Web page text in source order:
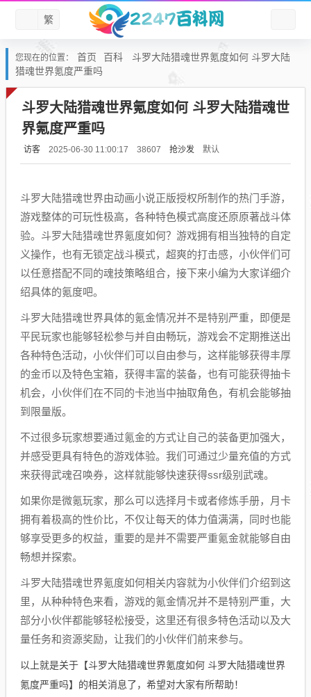
繁
您现在的位置： 首页 百科
斗罗大陆猎魂世界氪度如何 斗罗大陆
猎魂世界氪度严重吗
斗罗大陆猎魂世界氪度如何 斗罗大陆猎魂世
界氪度严重吗
访客 2025-06-30 11:00:17 38607 抢沙发 默认
斗罗大陆猎魂世界由动画小说正版授权所制作的热门手游，
游戏整体的可玩性极高，各种特色模式高度还原原著战斗体
验。斗罗大陆猎魂世界氪度如何？游戏拥有相当独特的自定
义操作，也有无锁定战斗模式，超爽的打击感，小伙伴们可
以任意搭配不同的魂技策略组合，接下来小编为大家详细介
绍具体的氪度吧。
斗罗大陆猎魂世界具体的氪金情况并不是特别严重，即便是
平民玩家也能够轻松参与并自由畅玩，游戏会不定期推送出
各种特色活动，小伙伴们可以自由参与，这样能够获得丰厚
的金币以及特色宝箱，获得丰富的装备，也有可能获得抽卡
机会，小伙伴们在不同的卡池当中抽取角色，有机会能够抽
到限量版。
不过很多玩家想要通过氪金的方式让自己的装备更加强大，
并感受更具有特色的游戏体验。我们可通过少量充值的方式
来获得武魂召唤券，这样就能够快速获得ssr级别武魂。
如果你是微氪玩家，那么可以选择月卡或者修炼手册，月卡
拥有着极高的性价比，不仅让每天的体力值满满，同时也能
够享受更多的权益，重要的是并不需要严重氪金就能够自由
畅想并探索。
斗罗大陆猎魂世界氪度如何相关内容就为小伙伴们介绍到这
里，从种种特色来看，游戏的氪金情况并不是特别严重，大
部分小伙伴都能够轻松接受，这里还有很多特色活动以及大
量任务和资源奖励，让我们的小伙伴们前来参与。
以上就是关于【斗罗大陆猎魂世界氪度如何 斗罗大陆猎魂世界
氪度严重吗】的相关消息了，希望对大家有所帮助！